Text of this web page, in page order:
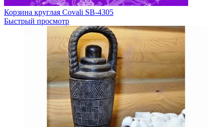
Корзина круглая Covali SB-4305
Быстрый просмотр